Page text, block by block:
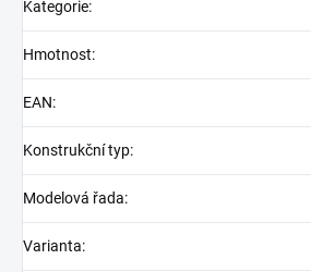
Kategorie:
Hmotnost:
EAN:
Konstrukční typ:
Modelová řada:
Varianta: